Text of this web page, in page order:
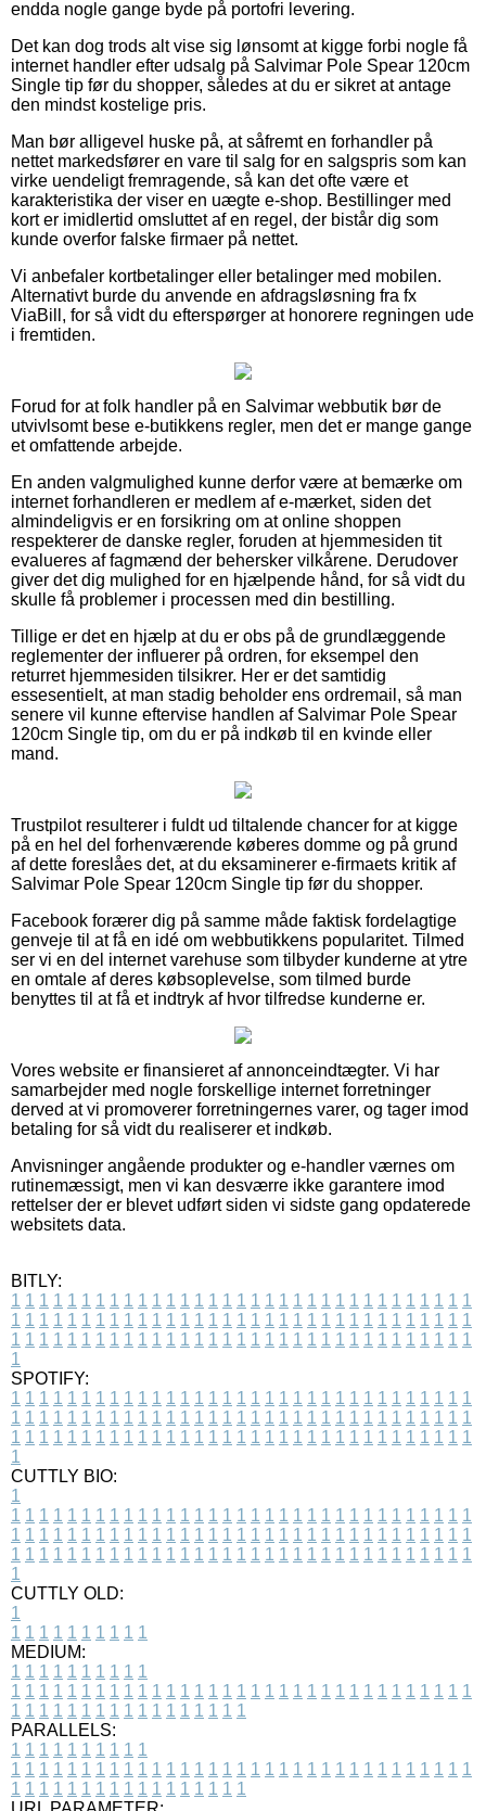
endda nogle gange byde på portofri levering.
Det kan dog trods alt vise sig lønsomt at kigge forbi nogle få
internet handler efter udsalg på Salvimar Pole Spear 120cm
Single tip før du shopper, således at du er sikret at antage
den mindst kostelige pris.
Man bør alligevel huske på, at såfremt en forhandler på
nettet markedsfører en vare til salg for en salgspris som kan
virke uendeligt fremragende, så kan det ofte være et
karakteristika der viser en uægte e-shop. Bestillinger med
kort er imidlertid omsluttet af en regel, der bistår dig som
kunde overfor falske firmaer på nettet.
Vi anbefaler kortbetalinger eller betalinger med mobilen.
Alternativt burde du anvende en afdragsløsning fra fx
ViaBill, for så vidt du efterspørger at honorere regningen ude
i fremtiden.
Forud for at folk handler på en Salvimar webbutik bør de
utvivlsomt bese e-butikkens regler, men det er mange gange
et omfattende arbejde.
En anden valgmulighed kunne derfor være at bemærke om
internet forhandleren er medlem af e-mærket, siden det
almindeligvis er en forsikring om at online shoppen
respekterer de danske regler, foruden at hjemmesiden tit
evalueres af fagmænd der behersker vilkårene. Derudover
giver det dig mulighed for en hjælpende hånd, for så vidt du
skulle få problemer i processen med din bestilling.
Tillige er det en hjælp at du er obs på de grundlæggende
reglementer der influerer på ordren, for eksempel den
returret hjemmesiden tilsikrer. Her er det samtidig
essesentielt, at man stadig beholder ens ordremail, så man
senere vil kunne eftervise handlen af Salvimar Pole Spear
120cm Single tip, om du er på indkøb til en kvinde eller
mand.
Trustpilot resulterer i fuldt ud tiltalende chancer for at kigge
på en hel del forhenværende køberes domme og på grund
af dette foreslåes det, at du eksaminerer e-firmaets kritik af
Salvimar Pole Spear 120cm Single tip før du shopper.
Facebook forærer dig på samme måde faktisk fordelagtige
genveje til at få en idé om webbutikkens popularitet. Tilmed
ser vi en del internet varehuse som tilbyder kunderne at ytre
en omtale af deres købsoplevelse, som tilmed burde
benyttes til at få et indtryk af hvor tilfredse kunderne er.
Vores website er finansieret af annonceindtægter. Vi har
samarbejder med nogle forskellige internet forretninger
derved at vi promoverer forretningernes varer, og tager imod
betaling for så vidt du realiserer et indkøb.
Anvisninger angående produkter og e-handler værnes om
rutinemæssigt, men vi kan desværre ikke garantere imod
rettelser der er blevet udført siden vi sidste gang opdaterede
websitets data.
BITLY:
1 1 1 1 1 1 1 1 1 1 1 1 1 1 1 1 1 1 1 1 1 1 1 1 1 1 1 1 1 1 1 1 1
1 1 1 1 1 1 1 1 1 1 1 1 1 1 1 1 1 1 1 1 1 1 1 1 1 1 1 1 1 1 1 1 1
1 1 1 1 1 1 1 1 1 1 1 1 1 1 1 1 1 1 1 1 1 1 1 1 1 1 1 1 1 1 1 1 1
1
SPOTIFY:
1 1 1 1 1 1 1 1 1 1 1 1 1 1 1 1 1 1 1 1 1 1 1 1 1 1 1 1 1 1 1 1 1
1 1 1 1 1 1 1 1 1 1 1 1 1 1 1 1 1 1 1 1 1 1 1 1 1 1 1 1 1 1 1 1 1
1 1 1 1 1 1 1 1 1 1 1 1 1 1 1 1 1 1 1 1 1 1 1 1 1 1 1 1 1 1 1 1 1
1
CUTTLY BIO:
1
1 1 1 1 1 1 1 1 1 1 1 1 1 1 1 1 1 1 1 1 1 1 1 1 1 1 1 1 1 1 1 1 1
1 1 1 1 1 1 1 1 1 1 1 1 1 1 1 1 1 1 1 1 1 1 1 1 1 1 1 1 1 1 1 1 1
1 1 1 1 1 1 1 1 1 1 1 1 1 1 1 1 1 1 1 1 1 1 1 1 1 1 1 1 1 1 1 1 1
1
CUTTLY OLD:
1
1 1 1 1 1 1 1 1 1 1
MEDIUM:
1 1 1 1 1 1 1 1 1 1
1 1 1 1 1 1 1 1 1 1 1 1 1 1 1 1 1 1 1 1 1 1 1 1 1 1 1 1 1 1 1 1 1
1 1 1 1 1 1 1 1 1 1 1 1 1 1 1 1 1
PARALLELS:
1 1 1 1 1 1 1 1 1 1
1 1 1 1 1 1 1 1 1 1 1 1 1 1 1 1 1 1 1 1 1 1 1 1 1 1 1 1 1 1 1 1 1
1 1 1 1 1 1 1 1 1 1 1 1 1 1 1 1 1